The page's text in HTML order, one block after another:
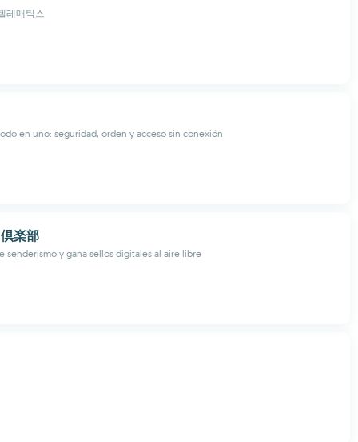
레매틱스
en uno: seguridad, orden y acceso sin conexión
楽部
senderismo y gana sellos digitales al aire libre